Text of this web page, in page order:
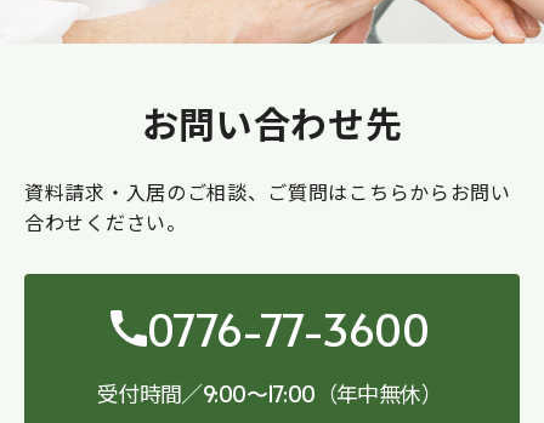
お問い合わせ先
資料請求・入居のご相談、ご質問はこちらからお問い
合わせください。
0776-77-3600
受付時間／9:00〜17:00 （年中無休）